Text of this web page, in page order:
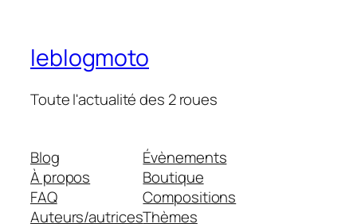
leblogmoto
Toute l'actualité des 2 roues
Blog
À propos
FAQ
Auteurs/autrices
Évènements
Boutique
Compositions
Thèmes